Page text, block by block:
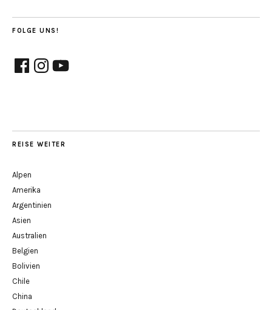
FOLGE UNS!
FacebookInstagram
YouTube
REISE WEITER
Alpen
Amerika
Argentinien
Asien
Australien
Belgien
Bolivien
Chile
China